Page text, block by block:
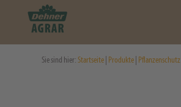
Sie sind hier:Startseite Produkte Pflanzenschutz